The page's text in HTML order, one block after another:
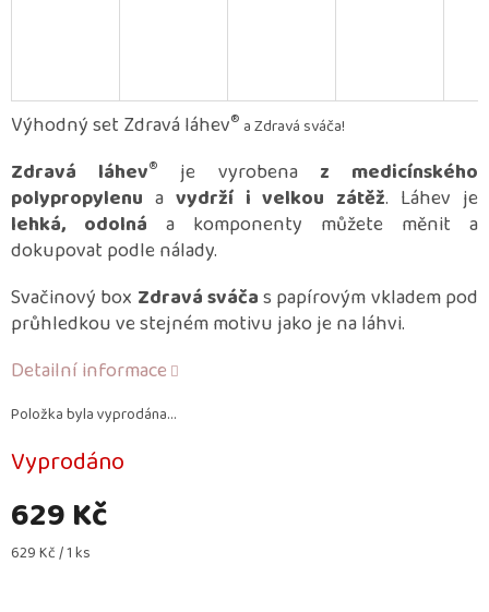
629 Kč
Měrná
629 Kč / 1 ks
Vyprodáno
Položka byla vyprodána…
Výhodný set Zdravá láhev® a Zdravá sváča!
Zdravá láhev® je vyrobena z medicínského
polypropylenu a vydrží i velkou zátěž. Láhev je
lehká, odolná a komponenty můžete měnit a
dokupovat podle nálady.
Svačinový box Zdravá sváčas papírovým vkladem pod
průhledkou ve stejném motivu jako je na láhvi.
Detailní informace